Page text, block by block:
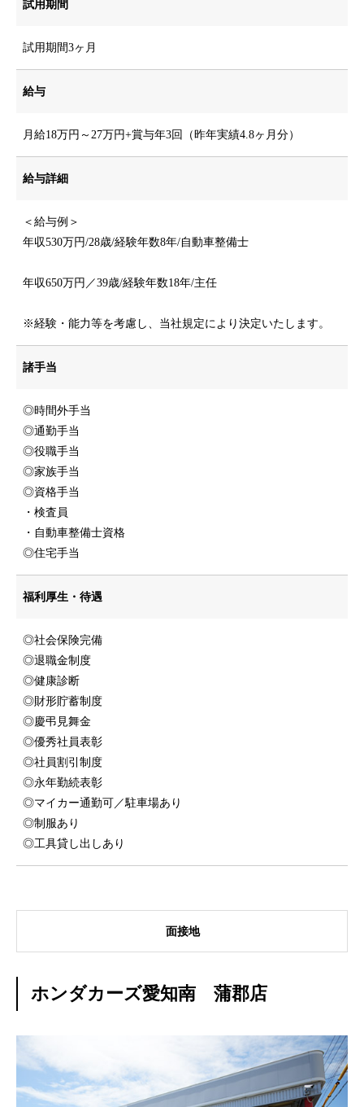
仕事を知る
職場環境
インタビュー
メディア
採用情報
エントリーフォーム
企業サイト
試用期間
試用期間3ヶ月
給与
月給18万円～27万円+賞与年3回（昨年実績4.8ヶ月分）
給与詳細
＜給与例＞
年収530万円/28歳/経験年数8年/自動車整備士
年収650万円／39歳/経験年数18年/主任
※経験・能力等を考慮し、当社規定により決定いたします。
諸手当
◎時間外手当
◎通勤手当
◎役職手当
◎家族手当
◎資格手当
・検査員
・自動車整備士資格
◎住宅手当
福利厚生・待遇
◎社会保険完備
◎退職金制度
◎健康診断
◎財形貯蓄制度
◎慶弔見舞金
◎優秀社員表彰
◎社員割引制度
◎永年勤続表彰
◎マイカー通勤可／駐車場あり
◎制服あり
◎工具貸し出しあり
面接地
ホンダカーズ愛知南 蒲郡店